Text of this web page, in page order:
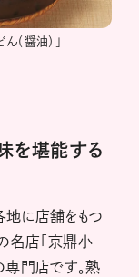
ん（醤油）」
を堪能する
地に店舗をもつ
名店「京鼎小
専門店です。熟